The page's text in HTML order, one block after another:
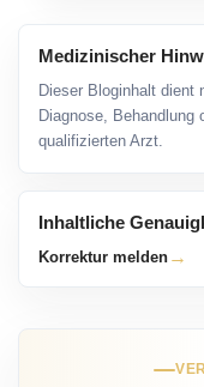
Medizinischer
Dieser Bloginhalt dient
Diagnose, Behandlung
qualifizierten Arzt.
Inhaltliche
Korrektur melden →